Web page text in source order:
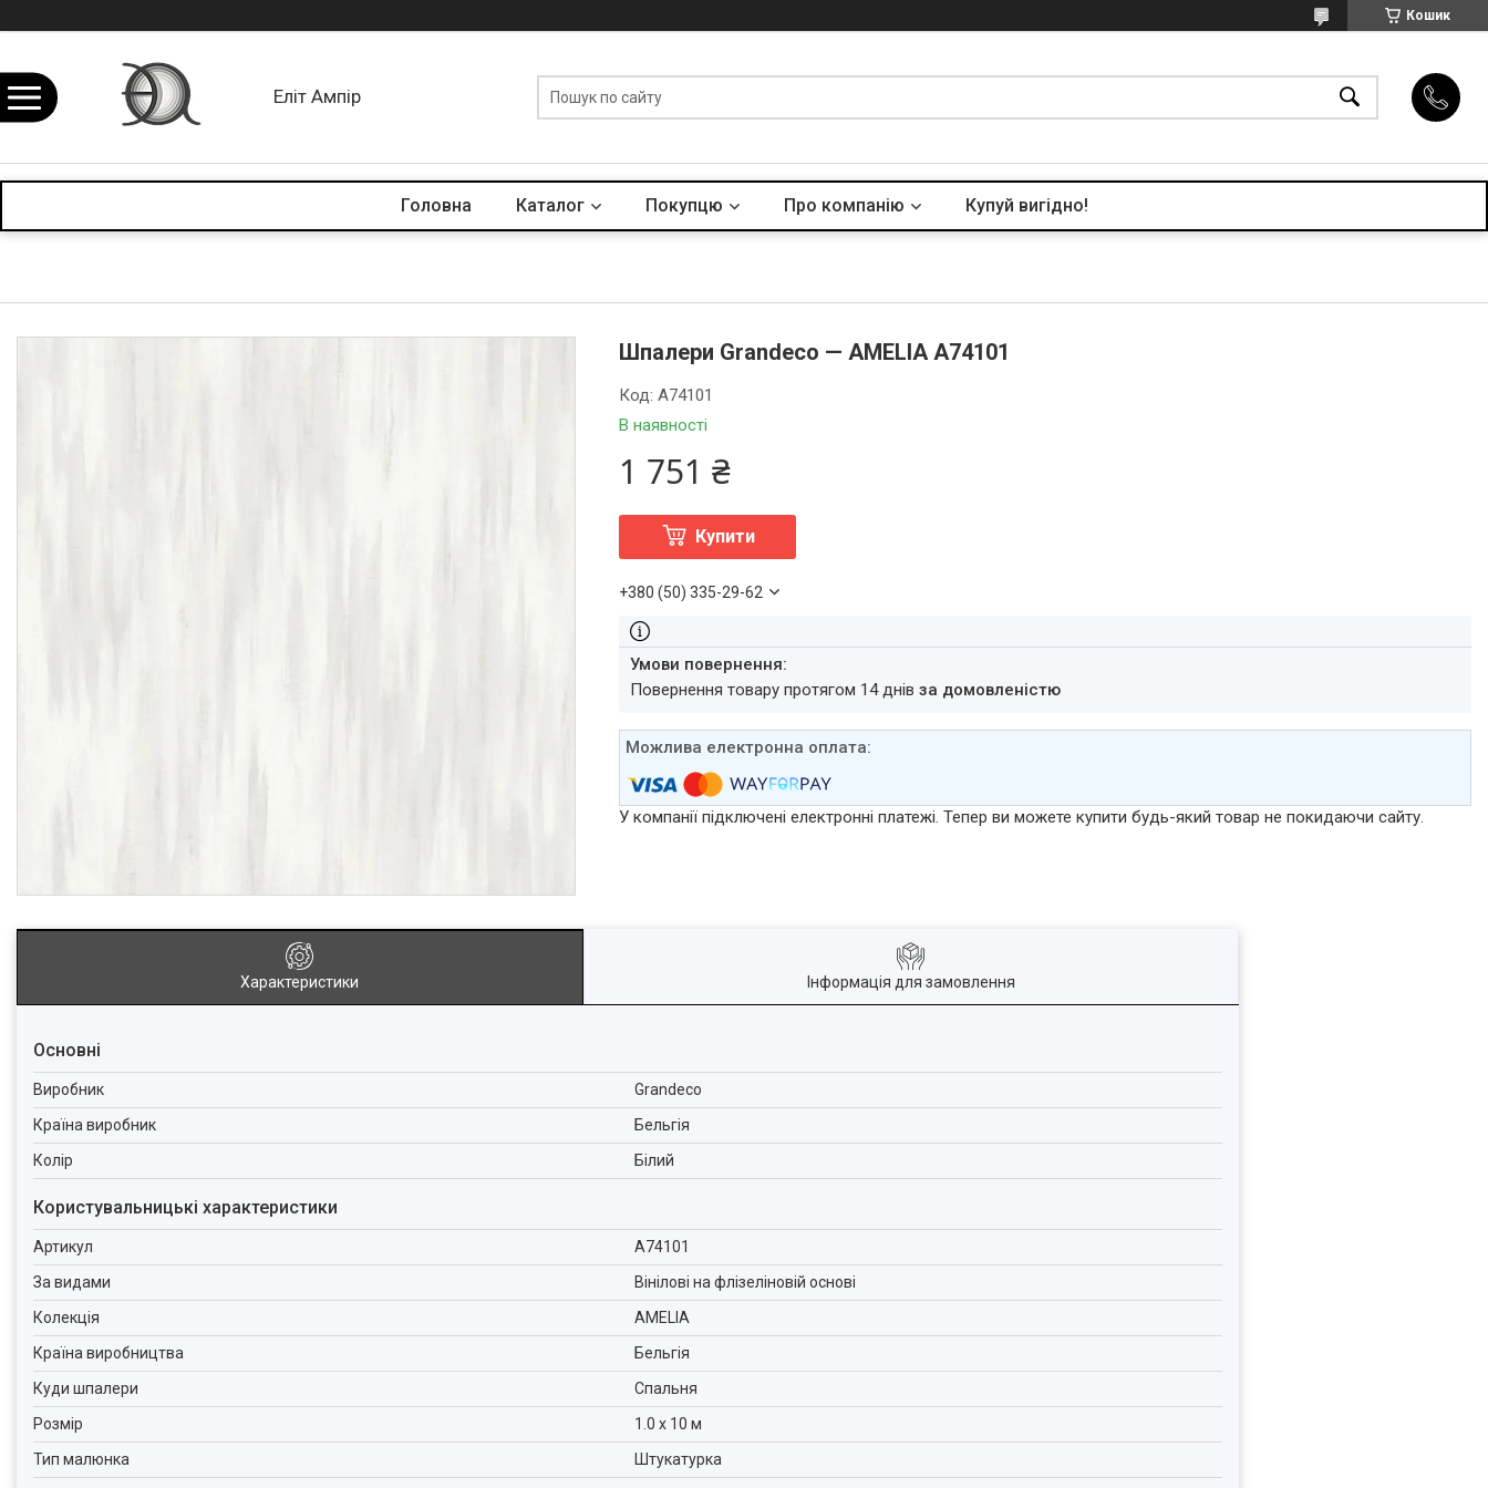
Кошик
Еліт Ампір
Головна Каталог Покупцю Про компанію Купуй вигідно!
Шпалери Grandeco — AMELIA A74101
В наявності
Код:A74101
1 751 ₴
Купити
+380 (50) 335-29-62
повернення товару протягом 14 днівза домовленістю
У компанії підключені електронні платежі. Тепер ви можете купити будь-який товар не покидаючи сайту.
Характеристики Інформація для замовлення
Основні
Виробник
Grandeco
Країна виробник
Бельгія
Колір
Білий
Користувальницькі характеристики
Артикул
A74101
За видами
Вінілові на флізеліновій основі
Колекція
AMELIA
Країна виробництва
Бельгія
Куди шпалери
Спальня
Розмір
1.0 x 10 м
Тип малюнка
Штукатурка